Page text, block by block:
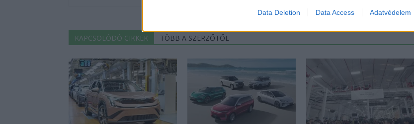
Data Deletion Data Access Adatvédelem
KAPCSOLÓDÓ CIKKEK TÖBB A SZERZŐTŐL